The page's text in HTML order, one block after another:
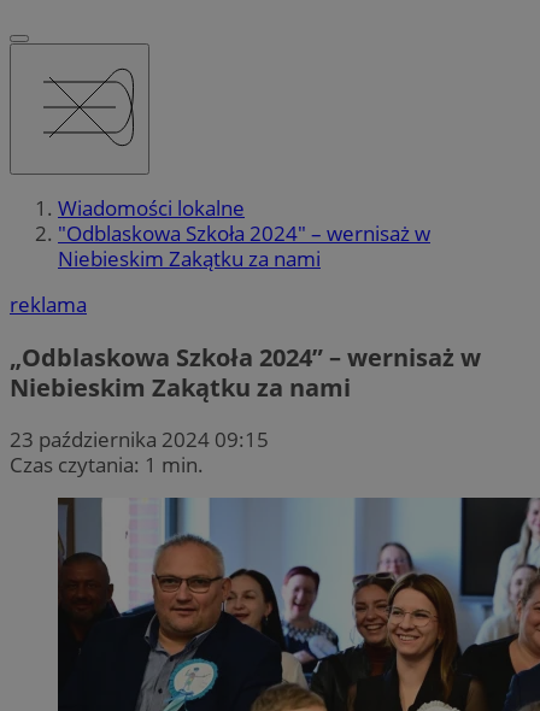
Wiadomości lokalne
"Odblaskowa Szkoła 2024" – wernisaż w
Niebieskim Zakątku za nami
reklama
„Odblaskowa Szkoła 2024” – wernisaż w
Niebieskim Zakątku za nami
23 października 2024 09:15
Czas czytania: 1 min.